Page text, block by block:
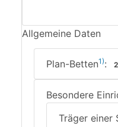
Allgemeine Daten
Plan-Betten1):
Besondere
Träger einer